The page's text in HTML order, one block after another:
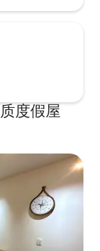
度假屋